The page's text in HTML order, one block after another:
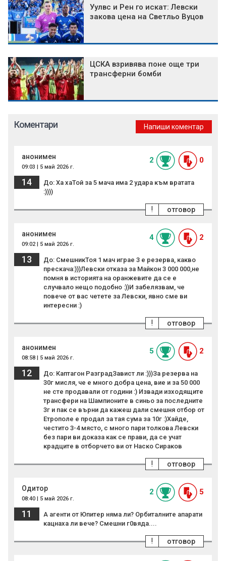
Уулвс и Рен го искат: Левски
закова цена на Светльо Вуцов
ЦСКА взривява поне още три
трансферни бомби
Коментари Напиши коментар
анонимен
09:03 | 5 май 2026 г.
2 0
14
До: Ха хаТой за 5 мача има 2 удара към вратата
:))))
отговор
!
анонимен
09:02 | 5 май 2026 г.
4 2
13
До: СмешникТоя 1 мач играе 3 е резерва, какво
прескача:)))Левски отказа за Майкон 3 000 000,не
помня в историята на оранжевите да се е
случвало нещо подобно :))И забелязвам, че
повече от вас четете за Левски, явно сме ви
интересни :)
отговор
!
анонимен
08:58 | 5 май 2026 г.
5 2
12
До: Каптагон РазградЗавист ли :)))За резерва на
30г мисля, че е много добра цена, вие и за 50 000
не сте продавали от години :) Извади изходящите
трансфери на Шампионите в синьо за последните
3г и пак се върни да кажеш дали смешня отбор от
Етрополе е продал за тая сума за 10г :)Хайде,
честито 3-4 място, с много пари толкова Левски
без пари ви доказа как се прави, да се учат
крадците в отборчето ви от Наско Сираков
отговор
!
Одитор
08:40 | 5 май 2026 г.
2 5
11
А агенти от Юпитер няма ли? Орбиталните апарати
кацнаха ли вече? Смешни г0вяда....
отговор
!